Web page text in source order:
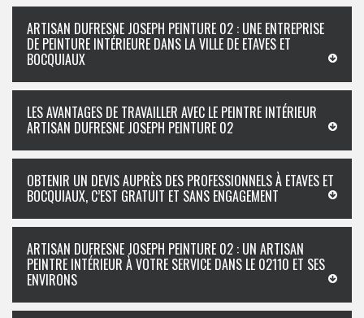
ARTISAN DUFRESNE JOSEPH PEINTURE 02 : UNE ENTREPRISE
DE PEINTURE INTÉRIEURE DANS LA VILLE DE ETAVES ET
BOCQUIAUX
LES AVANTAGES DE TRAVAILLER AVEC LE PEINTRE INTÉRIEUR
ARTISAN DUFRESNE JOSEPH PEINTURE 02
OBTENIR UN DEVIS AUPRÈS DES PROFESSIONNELS À ETAVES ET
BOCQUIAUX, C’EST GRATUIT ET SANS ENGAGEMENT
ARTISAN DUFRESNE JOSEPH PEINTURE 02 : UN ARTISAN
PEINTRE INTÉRIEUR À VOTRE SERVICE DANS LE 02110 ET SES
ENVIRONS